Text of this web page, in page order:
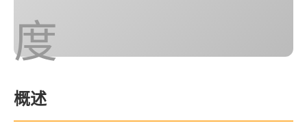
度
概述